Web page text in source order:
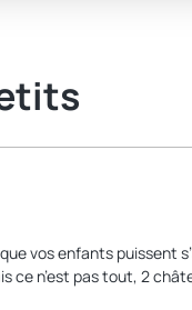
vos enfants
n’est pas tout, 2